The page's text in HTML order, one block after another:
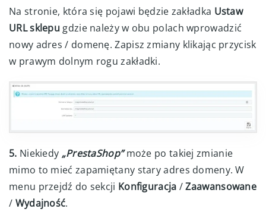
Na stronie, która się pojawi będzie zakładka Ustaw
URL sklepu gdzie należy w obu polach wprowadzić
nowy adres / domenę. Zapisz zmiany klikając przycisk
w prawym dolnym rogu zakładki.
5. Niekiedy „PrestaShop”może po takiej zmianie
mimo to mieć zapamiętany stary adres domeny. W
menu przejdź do sekcji Konfiguracja /Zaawansowane
/ Wydajność.